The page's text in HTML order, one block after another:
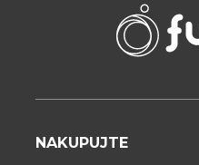
NAKUPUJTE